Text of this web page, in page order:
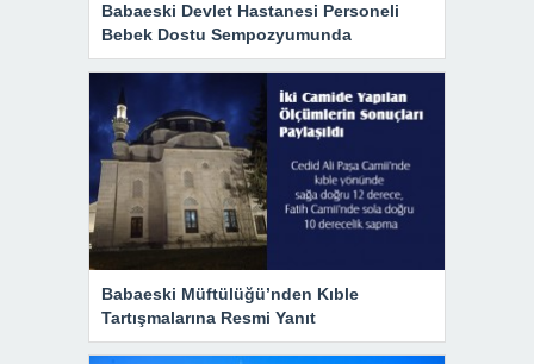
Babaeski Devlet Hastanesi Personeli
Bebek Dostu Sempozyumunda
Babaeski Müftülüğü’nden Kıble
Tartışmalarına Resmi Yanıt